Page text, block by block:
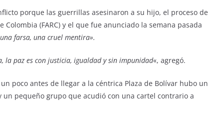
porque las guerrillas asesinaron a su hijo, el proceso de
Colombia (FARC) y el que fue anunciado la semana pasada
farsa, una cruel mentira».
la paz es con justicia, igualdad y sin impunidad«, agregó.
poco antes de llegar a la céntrica Plaza de Bolívar hubo un
pequeño grupo que acudió con una cartel contrario a